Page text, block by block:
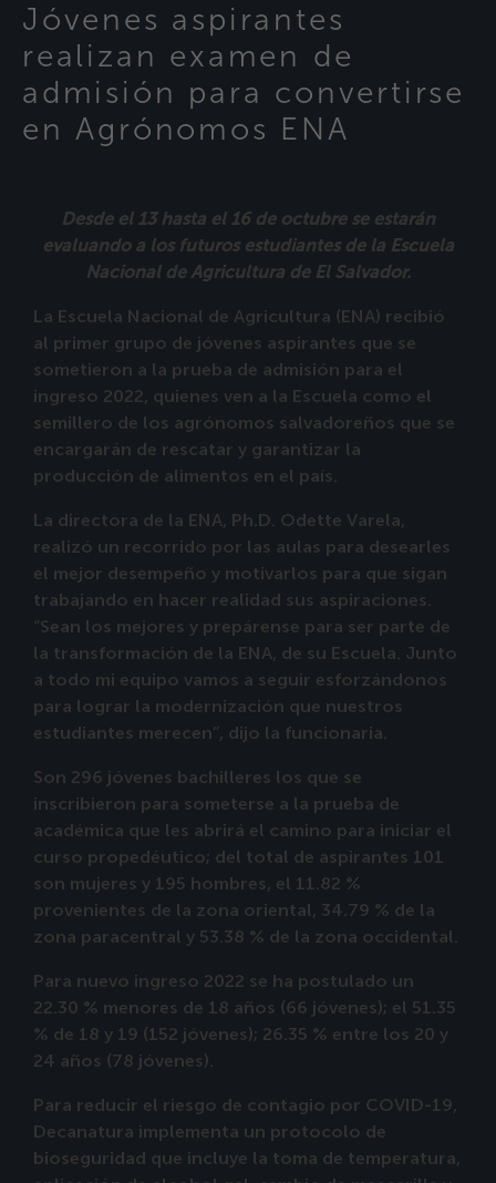
Jóvenes aspirantes
realizan examen de
admisión para convertirse
en Agrónomos ENA
Desde el 13 hasta el 16 de octubre se estarán
evaluando a los futuros estudiantes de la Escuela
Nacional de Agricultura de El Salvador.
La Escuela Nacional de Agricultura (ENA) recibió
al primer grupo de jóvenes aspirantes que se
sometieron a la prueba de admisión para el
ingreso 2022, quienes ven a la Escuela como el
semillero de los agrónomos salvadoreños que se
encargarán de rescatar y garantizar la
producción de alimentos en el país.
La directora de la ENA, Ph.D. Odette Varela,
realizó un recorrido por las aulas para desearles
el mejor desempeño y motivarlos para que sigan
trabajando en hacer realidad sus aspiraciones.
“Sean los mejores y prepárense para ser parte de
la transformación de la ENA, de su Escuela. Junto
a todo mi equipo vamos a seguir esforzándonos
para lograr la modernización que nuestros
estudiantes merecen”, dijo la funcionaria.
Son 296 jóvenes bachilleres los que se
inscribieron para someterse a la prueba de
académica que les abrirá el camino para iniciar el
curso propedéutico; del total de aspirantes 101
son mujeres y 195 hombres, el 11.82 %
provenientes de la zona oriental, 34.79 % de la
zona paracentral y 53.38 % de la zona occidental.
Para nuevo ingreso 2022 se ha postulado un
22.30 % menores de 18 años (66 jóvenes); el 51.35
% de 18 y 19 (152 jóvenes); 26.35 % entre los 20 y
24 años (78 jóvenes).
Para reducir el riesgo de contagio por COVID-19,
Decanatura implementa un protocolo de
bioseguridad que incluye la toma de temperatura,